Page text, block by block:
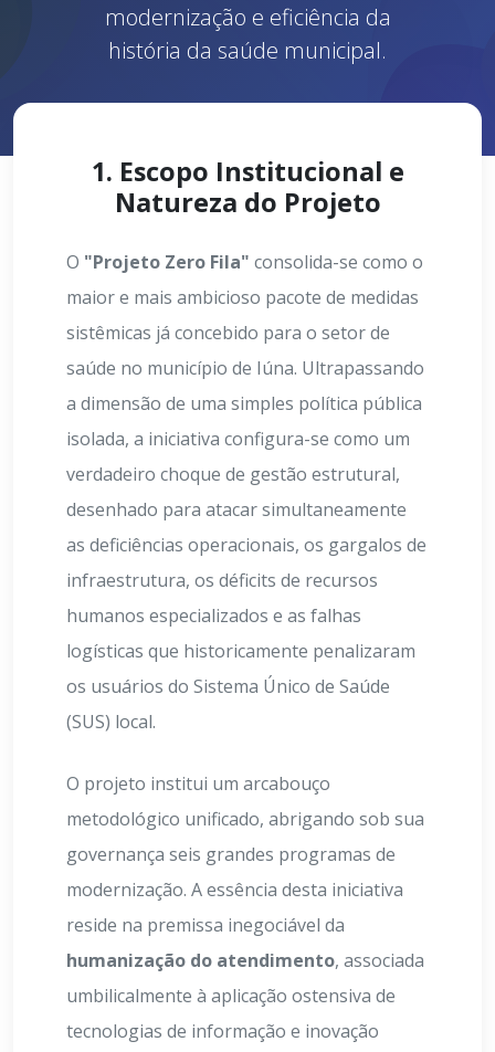
modernização e eficiência da
história da saúde municipal.
1. Escopo Institucional e
Natureza do Projeto
O "Projeto Zero Fila" consolida-se como o
maior e mais ambicioso pacote de medidas
sistêmicas já concebido para o setor de
saúde no município de Iúna. Ultrapassando
a dimensão de uma simples política pública
isolada, a iniciativa configura-se como um
verdadeiro choque de gestão estrutural,
desenhado para atacar simultaneamente
as deficiências operacionais, os gargalos de
infraestrutura, os déficits de recursos
humanos especializados e as falhas
logísticas que historicamente penalizaram
os usuários do Sistema Único de Saúde
(SUS) local.
O projeto institui um arcabouço
metodológico unificado, abrigando sob sua
governança seis grandes programas de
modernização. A essência desta iniciativa
reside na premissa inegociável da
humanização do atendimento, associada
umbilicalmente à aplicação ostensiva de
tecnologias de informação e inovação